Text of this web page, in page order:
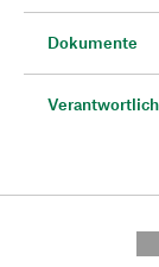
Dokumente